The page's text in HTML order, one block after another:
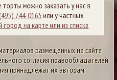
можно заказать у нас в
744-0165 или у частных
на карте или из списка
размещенных на сайте
согласия правообладателей.
принадлежат их авторам.